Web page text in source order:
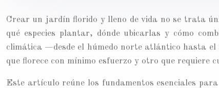
Crear un jardín florido y lleno de vida no se trata
qué especies plantar, dónde ubicarlas y cómo
climática —desde el húmedo norte atlántico hasta
que florece con mínimo esfuerzo y otro que requiere
Este artículo reúne los fundamentos esenciales